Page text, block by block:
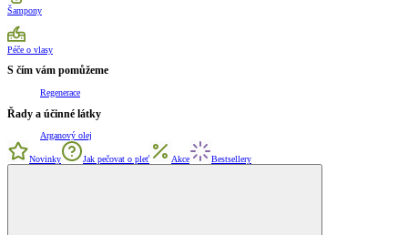
Šampony
Péče o vlasy
S čím vám pomůžeme
Regenerace
Řady a účinné látky
Arganový olej
Novinky Jak pečovat o pleť Akce Bestsellery